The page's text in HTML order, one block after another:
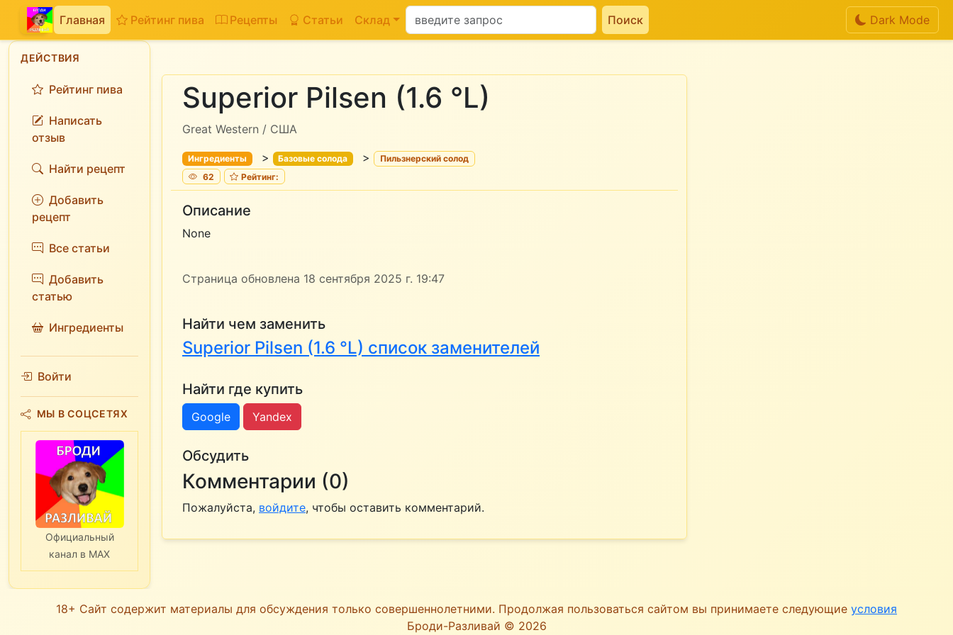
Главная Рейтинг пива Рецепты Статьи Склад Поиск Dark Mode
ДЕЙСТВИЯ
Рейтинг пива
Написать
отзыв
Найти рецепт
Добавить
рецепт
Все статьи
Добавить
статью
Ингредиенты
Войти
МЫ В СОЦСЕТЯХ
Официальный
канал в MAX
Superior Pilsen (1.6 °L)
Great Western / США
Ингредиенты > Базовые солода >
Пильзнерский солод
62
Рейтинг:
Описание
None
Страница обновлена 18 сентября 2025 г. 19:47
Найти чем заменить
Superior Pilsen (1.6 °L) список заменителей
Найти где купить
Google Yandex
Обсудить
Комментарии (0)
Пожалуйста, войдите, чтобы оставить комментарий.
18+ Сайт содержит материалы для обсуждения только совершеннолетними. Продолжая пользоваться сайтом вы принимаете следующие условия
Броди-Разливай © 2026